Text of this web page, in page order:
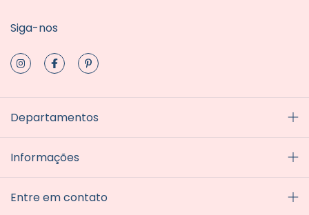
Siga-nos
Departamentos
Informações
Entre em contato